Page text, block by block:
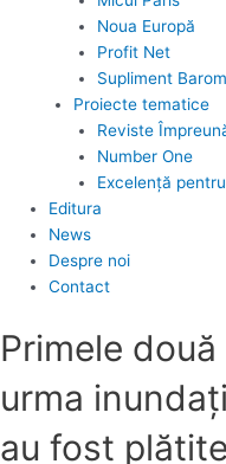
Noua Europă
Profit Net
Supliment
Proiecte tematice
Reviste
Number One
Excelență
Editura
News
Despre noi
Contact
Primele
urma
au fost